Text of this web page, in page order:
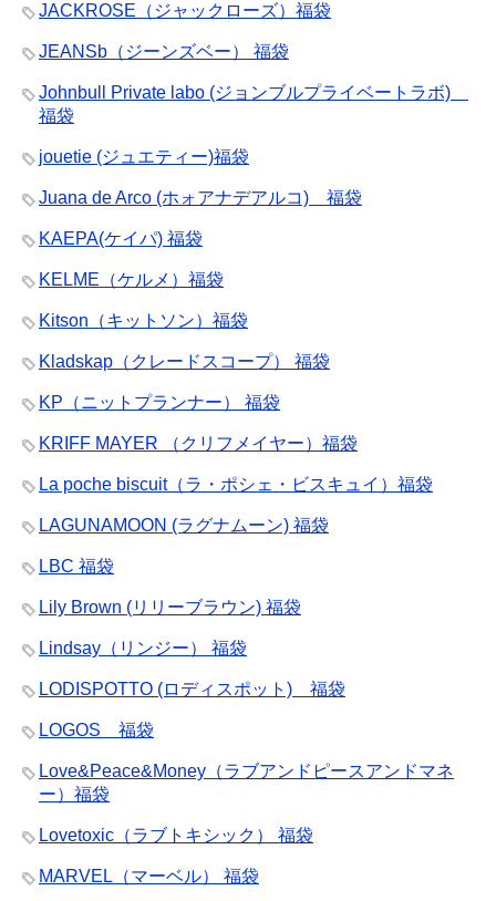
JACKROSE（ジャックローズ）福袋
JEANSb（ジーンズベー） 福袋
Johnbull Private labo (ジョンブルプライベートラボ)
福袋
jouetie (ジュエティー)福袋
Juana de Arco (ホォアナデアルコ) 福袋
KAEPA(ケイパ) 福袋
KELME（ケルメ）福袋
Kitson（キットソン）福袋
Kladskap（クレードスコープ） 福袋
KP（ニットプランナー） 福袋
KRIFF MAYER （クリフメイヤー）福袋
La poche biscuit（ラ・ポシェ・ビスキュイ）福袋
LAGUNAMOON (ラグナムーン) 福袋
LBC 福袋
Lily Brown (リリーブラウン) 福袋
Lindsay（リンジー） 福袋
LODISPOTTO (ロディスポット) 福袋
LOGOS 福袋
Love&Peace&Money（ラブアンドピースアンドマネ
ー）福袋
Lovetoxic（ラブトキシック） 福袋
MARVEL（マーベル） 福袋